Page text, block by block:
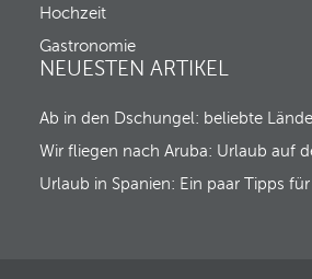
Hochzeit
Gastronomie
NEUESTEN ARTIKEL